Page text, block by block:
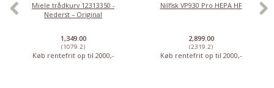
Miele trådkurv 12313350 -
Nederst – Original
1,349.00
(1079.2)
Køb rentefrit op til 2000,-
Nilfisk VP930 Pro HEPA HF
2,899.00
(2319.2)
Køb rentefrit op til 2000,-